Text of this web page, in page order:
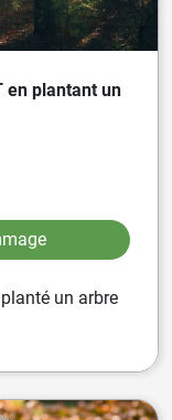
en plantant un
un arbre